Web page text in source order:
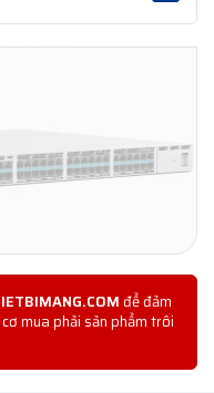
để đảm
mua phải sản phẩm trôi